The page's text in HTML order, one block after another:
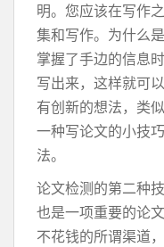
明。您应该在写作
集和写作。为什么
掌握了手边的信息
写出来，这样就可
有创新的想法，类
一种写论文的小技
法。
论文检测的第二种
也是一项重要的论
不花钱的所谓渠道